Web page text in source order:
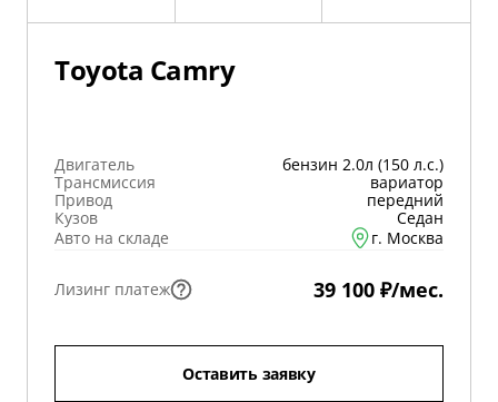
Toyota Camry
Двигатель
бензин 2.0л (150 л.с.)
Трансмиссия
вариатор
Привод
передний
Кузов
Седан
Авто на складе
г. Москва
Лизинг платеж 39 100 ₽/мес.
Оставить заявку